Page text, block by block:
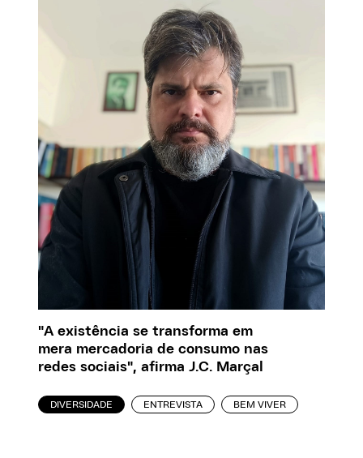
"A existência se transforma em
mera mercadoria de consumo nas
redes sociais", afirma J.C. Marçal
DIVERSIDADE ENTREVISTA BEM VIVER